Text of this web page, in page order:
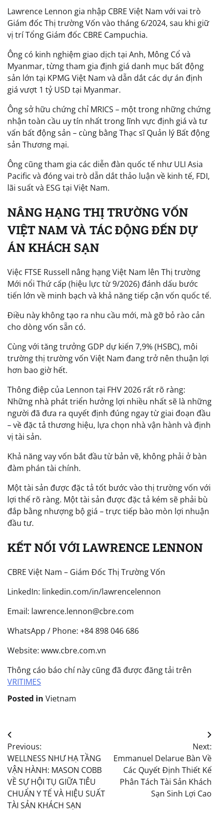
Lawrence Lennon gia nhập CBRE Việt Nam với vai trò
Giám đốc Thị trường Vốn vào tháng 6/2024, sau khi giữ
vị trí Tổng Giám đốc CBRE Campuchia.
Ông có kinh nghiệm giao dịch tại Anh, Mông Cổ và
Myanmar, từng tham gia định giá danh mục bất động
sản lớn tại KPMG Việt Nam và dẫn dắt các dự án định
giá vượt 1 tỷ USD tại Myanmar.
Ông sở hữu chứng chỉ MRICS – một trong những chứng
nhận toàn cầu uy tín nhất trong lĩnh vực định giá và tư
vấn bất động sản – cùng bằng Thạc sĩ Quản lý Bất động
sản Thương mại.
Ông cũng tham gia các diễn đàn quốc tế như ULI Asia
Pacific và đóng vai trò dẫn dắt thảo luận về kinh tế, FDI,
lãi suất và ESG tại Việt Nam.
NÂNG HẠNG THỊ TRƯỜNG VỐN
VIỆT NAM VÀ TÁC ĐỘNG ĐẾN DỰ
ÁN KHÁCH SẠN
Việc FTSE Russell nâng hạng Việt Nam lên Thị trường
Mới nổi Thứ cấp (hiệu lực từ 9/2026) đánh dấu bước
tiến lớn về minh bạch và khả năng tiếp cận vốn quốc tế.
Điều này không tạo ra nhu cầu mới, mà gỡ bỏ rào cản
cho dòng vốn sẵn có.
Cùng với tăng trưởng GDP dự kiến 7,9% (HSBC), môi
trường thị trường vốn Việt Nam đang trở nên thuận lợi
hơn bao giờ hết.
Thông điệp của Lennon tại FHV 2026 rất rõ ràng:
Những nhà phát triển hưởng lợi nhiều nhất sẽ là những
người đã đưa ra quyết định đúng ngay từ giai đoạn đầu
– về đặc tả thương hiệu, lựa chọn nhà vận hành và định
vị tài sản.
Khả năng vay vốn bắt đầu từ bản vẽ, không phải ở bàn
đàm phán tài chính.
Một tài sản được đặc tả tốt bước vào thị trường vốn với
lợi thế rõ ràng. Một tài sản được đặc tả kém sẽ phải bù
đắp bằng nhượng bộ giá – trực tiếp bào mòn lợi nhuận
đầu tư.
KẾT NỐI VỚI LAWRENCE LENNON
CBRE Việt Nam – Giám Đốc Thị Trường Vốn
LinkedIn: linkedin.com/in/lawrencelennon
Email: lawrence.lennon@cbre.com
WhatsApp / Phone: +84 898 046 686
Website: www.cbre.com.vn
Thông cáo báo chí này cũng đã được đăng tải trên
VRITIMES
Posted in Vietnam
Post
navigation
Previous:
WELLNESS NHƯ HẠ TẦNG
VẬN HÀNH: MASON COBB
VỀ SỰ HỘI TỤ GIỮA TIÊU
CHUẨN Y TẾ VÀ HIỆU SUẤT
TÀI SẢN KHÁCH SẠN
Next:
Emmanuel Delarue Bàn Về
Các Quyết Định Thiết Kế
Phân Tách Tài Sản Khách
Sạn Sinh Lợi Cao